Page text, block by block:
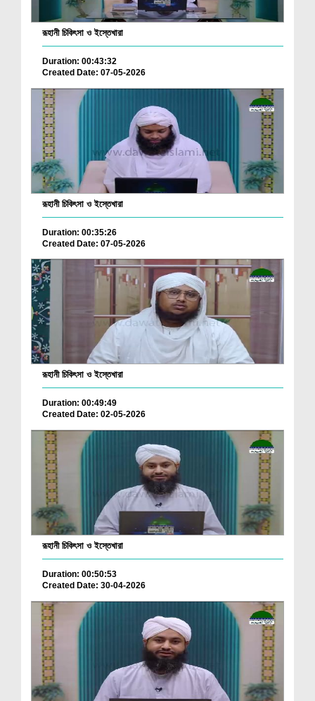
রূহানী চিকিৎসা ও ইস্তেখারা
Duration: 00:43:32
Created Date: 07-05-2026
রূহানী চিকিৎসা ও ইস্তেখারা
Duration: 00:35:26
Created Date: 07-05-2026
রূহানী চিকিৎসা ও ইস্তেখারা
Duration: 00:49:49
Created Date: 02-05-2026
রূহানী চিকিৎসা ও ইস্তেখারা
Duration: 00:50:53
Created Date: 30-04-2026